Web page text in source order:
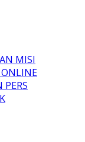
MISI
ONLINE
PERS